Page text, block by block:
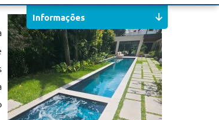
Informações